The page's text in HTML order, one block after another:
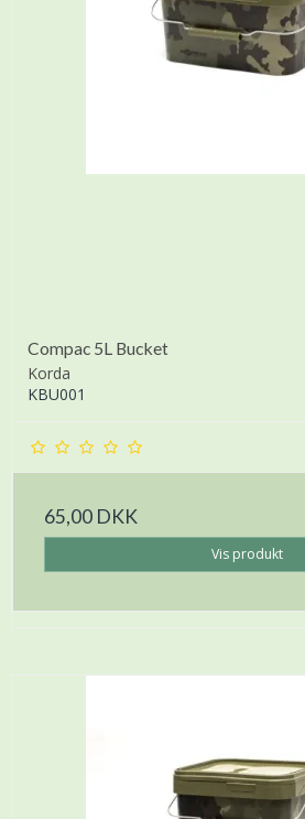
Compac 5L Bucket
Korda
KBU001
65,00 DKK
Vis produkt